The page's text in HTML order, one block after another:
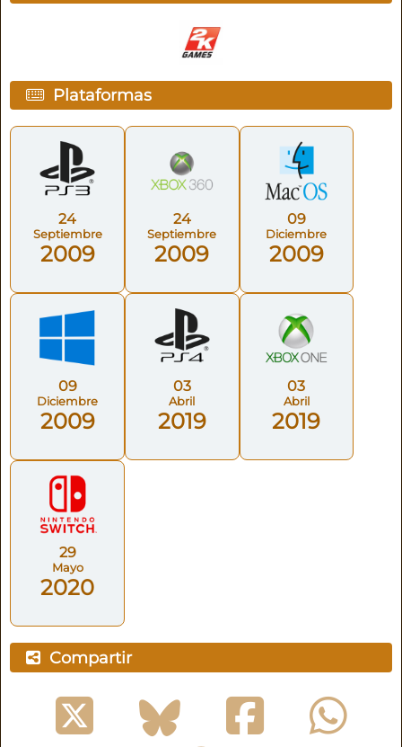
Plataformas
24
Septiembre
2009
24
Septiembre
2009
09
Diciembre
2009
09
Diciembre
2009
03
Abril
2019
03
Abril
2019
29
Mayo
2020
Compartir